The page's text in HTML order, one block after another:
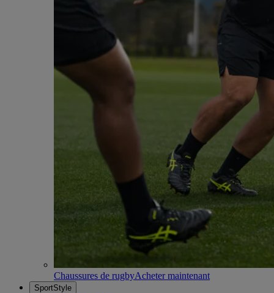
Chaussures de rugbyAcheter maintenant
SportStyle